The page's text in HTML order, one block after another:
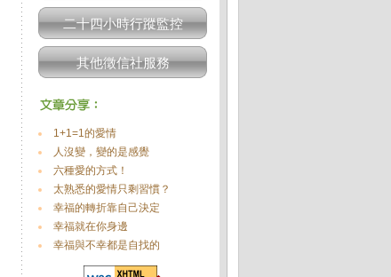
二十四小時行蹤監控
其他徵信社服務
1+1=1的愛情
人沒變，變的是感覺
六種愛的方式！
太熟悉的愛情只剩習慣？
幸福的轉折靠自己決定
幸福就在你身邊
幸福與不幸都是自找的